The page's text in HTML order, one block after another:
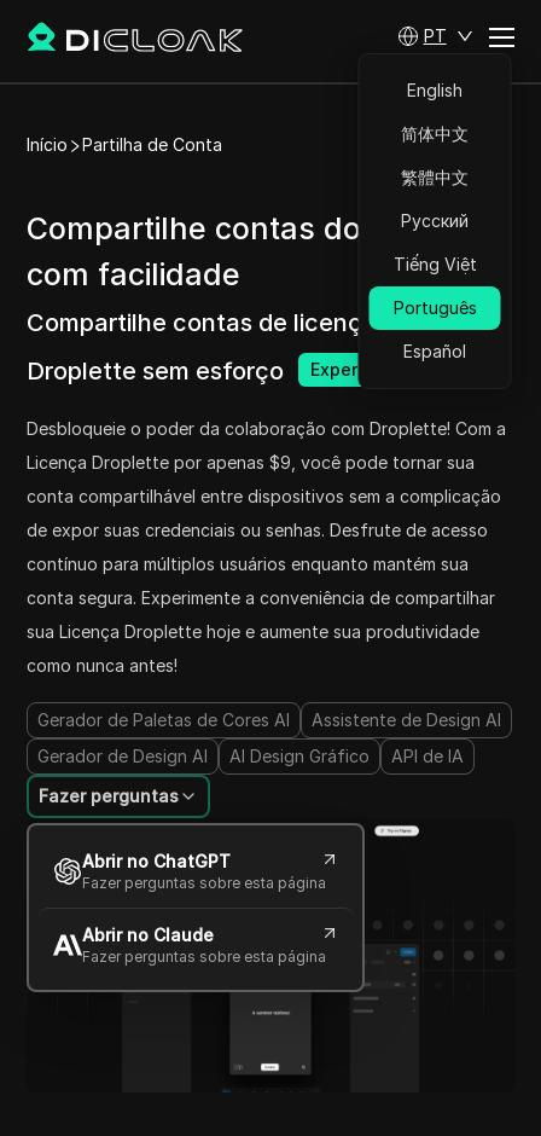
PT
English
简体中文
繁體中文
Русский
Tiếng Việt
Português
Español
Início Partilha de Conta
Compartilhe contas do Droplette
com facilidade
Compartilhe contas de licença do
Droplette sem esforço
Experimente agora
Desbloqueie o poder da colaboração com Droplette! Com a
Licença Droplette por apenas $9, você pode tornar sua
conta compartilhável entre dispositivos sem a complicação
de expor suas credenciais ou senhas. Desfrute de acesso
contínuo para múltiplos usuários enquanto mantém sua
conta segura. Experimente a conveniência de compartilhar
sua Licença Droplette hoje e aumente sua produtividade
como nunca antes!
Gerador de Paletas de Cores AI
Assistente de Design AI
Gerador de Design AI
AI Design Gráfico
API de IA
Fazer perguntas
Abrir no ChatGPT
Fazer perguntas sobre esta página
Abrir no Claude
Fazer perguntas sobre esta página